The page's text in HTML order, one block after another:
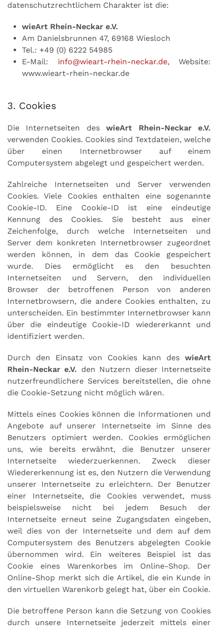
datenschutzrechtlichem Charakter ist die:
wieArt Rhein-Neckar e.V.
Am Danielsbrunnen 47, 69168 Wiesloch
Tel.: +49 (0) 6222 54985
E-Mail: info@wieart-rhein-neckar.de,Website:
www.wieart-rhein-neckar.de
3. Cookies
Die Internetseiten deswieArt Rhein-Neckar e.V.
verwenden Cookies. Cookies sind Textdateien, welche
über einen Internetbrowser auf einem
Computersystem abgelegt und gespeichert werden.
Zahlreiche Internetseiten und Server verwenden
Cookies. Viele Cookies enthalten eine sogenannte
Cookie-ID. Eine Cookie-ID ist eine eindeutige
Kennung des Cookies. Sie besteht aus einer
Zeichenfolge, durch welche Internetseiten und
Server dem konkreten Internetbrowser zugeordnet
werden können, in dem das Cookie gespeichert
wurde. Dies ermöglicht es den besuchten
Internetseiten und Servern, den individuellen
Browser der betroffenen Person von anderen
Internetbrowsern, die andere Cookies enthalten, zu
unterscheiden. Ein bestimmter Internetbrowser kann
über die eindeutige Cookie-ID wiedererkannt und
identifiziert werden.
Durch den Einsatz von Cookies kann des wieArt
Rhein-Neckar e.V. den Nutzern dieser Internetseite
nutzerfreundlichere Services bereitstellen, die ohne
die Cookie-Setzung nicht möglich wären.
Mittels eines Cookies können die Informationen und
Angebote auf unserer Internetseite im Sinne des
Benutzers optimiert werden. Cookies ermöglichen
uns, wie bereits erwähnt, die Benutzer unserer
Internetseite wiederzuerkennen. Zweck dieser
Wiedererkennung ist es, den Nutzern die Verwendung
unserer Internetseite zu erleichtern. Der Benutzer
einer Internetseite, die Cookies verwendet, muss
beispielsweise nicht bei jedem Besuch der
Internetseite erneut seine Zugangsdaten eingeben,
weil dies von der Internetseite und dem auf dem
Computersystem des Benutzers abgelegten Cookie
übernommen wird. Ein weiteres Beispiel ist das
Cookie eines Warenkorbes im Online-Shop. Der
Online-Shop merkt sich die Artikel, die ein Kunde in
den virtuellen Warenkorb gelegt hat, über ein Cookie.
Die betroffene Person kann die Setzung von Cookies
durch unsere Internetseite jederzeit mittels einer